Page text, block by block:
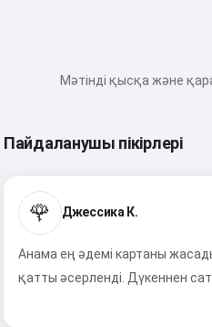
Мәтінді қысқа және
Пайдаланушы пікірлері
🌹 Джессика К.
Анама ең әдемі картаны
қатты әсерленді. Дүкеннен